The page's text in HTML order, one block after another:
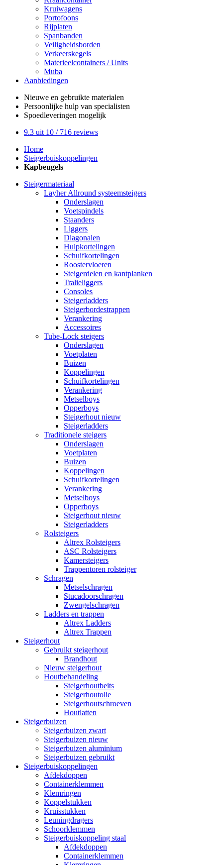
Kruiwagens
Portofoons
Rijplaten
Spanbanden
Veiligheidsborden
Verkeerskegels
Materieelcontainers / Units
Muba
Aanbiedingen
Nieuwe en gebruikte materialen
Persoonlijke hulp van specialisten
Spoedleveringen mogelijk
9.3 uit 10 / 716 reviews
Home
Steigerbuiskoppelingen
Kapbeugels
Steigermateriaal
Layher Allround systeemsteigers
Onderslagen
Voetspindels
Staanders
Liggers
Diagonalen
Hulpkortelingen
Schuifkortelingen
Roostervloeren
Steigerdelen en kantplanken
Tralieliggers
Consoles
Steigerladders
Steigerbordestrappen
Verankering
Accessoires
Tube-Lock steigers
Onderslagen
Voetplaten
Buizen
Koppelingen
Schuifkortelingen
Verankering
Metselboys
Opperboys
Steigerhout nieuw
Steigerladders
Traditionele steigers
Onderslagen
Voetplaten
Buizen
Koppelingen
Schuifkortelingen
Verankering
Metselboys
Opperboys
Steigerhout nieuw
Steigerladders
Rolsteigers
Altrex Rolsteigers
ASC Rolsteigers
Kamersteigers
Trappentoren rolsteiger
Schragen
Metselschragen
Stucadoorschragen
Zwengelschragen
Ladders en trappen
Altrex Ladders
Altrex Trappen
Steigerhout
Gebruikt steigerhout
Brandhout
Nieuw steigerhout
Houtbehandeling
Steigerhoutbeits
Steigerhoutolie
Steigerhoutschroeven
Houtlatten
Steigerbuizen
Steigerbuizen zwart
Steigerbuizen nieuw
Steigerbuizen aluminium
Steigerbuizen gebruikt
Steigerbuiskoppelingen
Afdekdoppen
Containerklemmen
Klemringen
Koppelstukken
Kruisstukken
Leuningdragers
Schoorklemmen
Steigerbuiskoppeling staal
Afdekdoppen
Containerklemmen